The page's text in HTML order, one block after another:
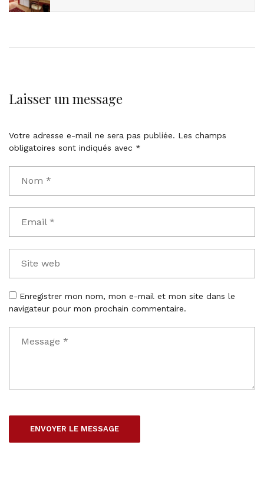
Laisser un message
Votre adresse e-mail ne sera pas publiée. Les champs
obligatoires sont indiqués avec *
Enregistrer mon nom, mon e-mail et mon site dans le
navigateur pour mon prochain commentaire.